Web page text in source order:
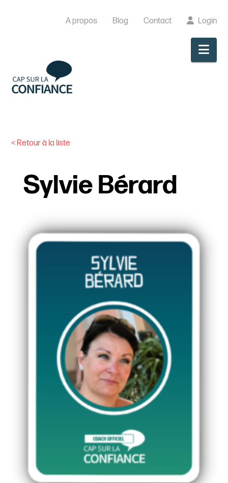
A propos Blog Contact Login
< Retour à la liste
Sylvie Bérard